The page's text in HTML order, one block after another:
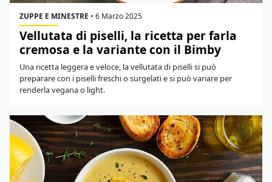
ZUPPE E MINESTRE • 6 Marzo 2025
Vellutata di piselli, la ricetta per farla
cremosa e la variante con il Bimby
Una ricetta leggera e veloce, la vellutata di piselli si può
preparare con i piselli freschi o surgelati e si può variare per
renderla vegana o light.